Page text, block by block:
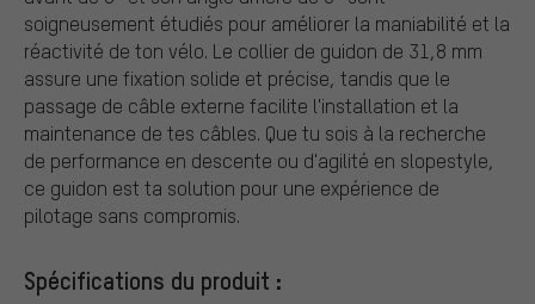
soigneusement étudiés pour améliorer la maniabilité et la
réactivité de ton vélo. Le collier de guidon de 31,8 mm
assure une fixation solide et précise, tandis que le
passage de câble externe facilite l'installation et la
maintenance de tes câbles. Que tu sois à la recherche
de performance en descente ou d'agilité en slopestyle,
ce guidon est ta solution pour une expérience de
pilotage sans compromis.
Spécifications du produit :